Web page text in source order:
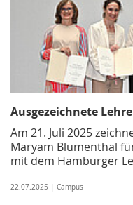
Ausgezeichnete Lehre
Am 21. Juli 2025
Maryam Blumenthal
mit dem Hamburger
22.07.2025 | Campus